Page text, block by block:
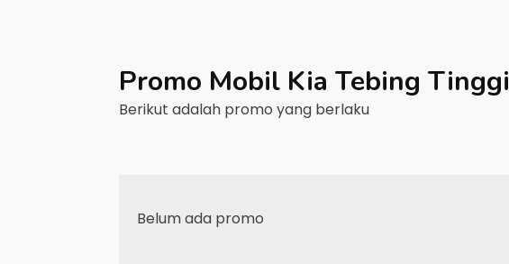
Promo Mobil Kia Tebing Tinggi
Berikut adalah promo yang berlaku
Belum ada promo